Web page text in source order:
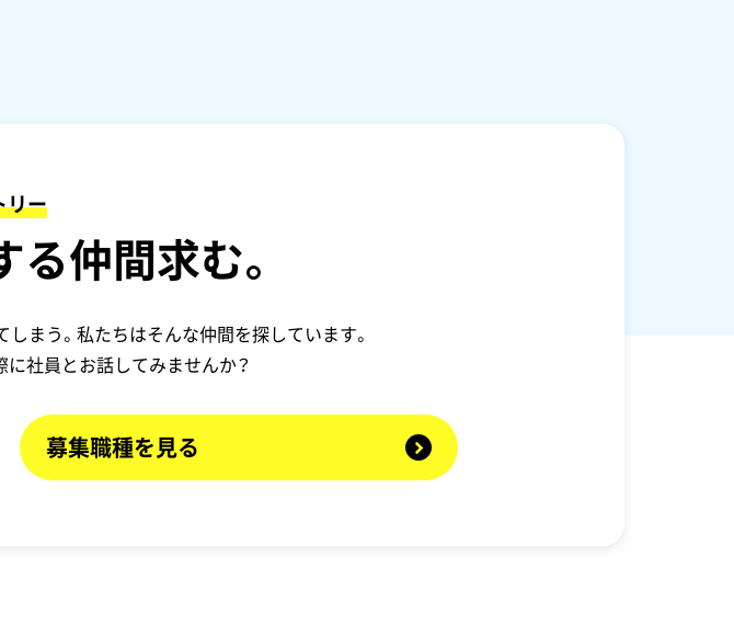
リー
仲間求む。
まう。私たちはそんな仲間を探しています。
に社員とお話してみませんか？
募集職種を見る